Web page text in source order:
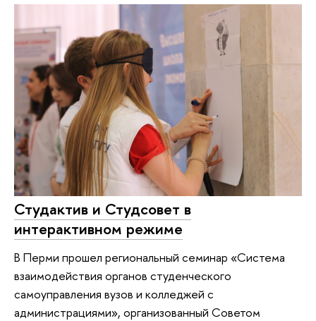
Студактив и Студсовет в
интерактивном режиме
В Перми прошел региональный семинар «Система
взаимодействия органов студенческого
самоуправления вузов и колледжей с
администрациями», организованный Советом